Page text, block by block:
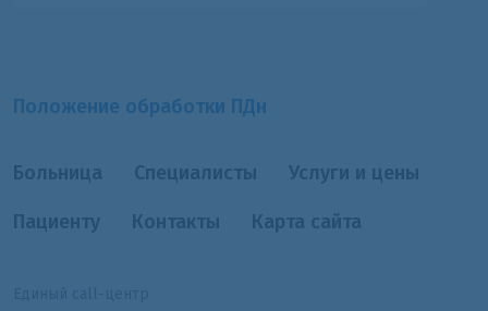
Положение обработки ПДн
Больница Специалисты Услуги и цены
Пациенту Контакты Карта сайта